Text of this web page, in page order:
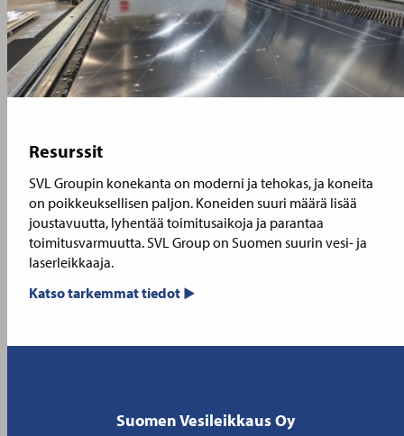
Resurssit
SVL Groupin konekanta on moderni ja tehokas, ja koneita
on poikkeuksellisen paljon. Koneiden suuri määrä lisää
joustavuutta, lyhentää toimitusaikoja ja parantaa
toimitusvarmuutta. SVL Group on Suomen suurin vesi- ja
laserleikkaaja.
Katso tarkemmat tiedot
Suomen Vesileikkaus Oy